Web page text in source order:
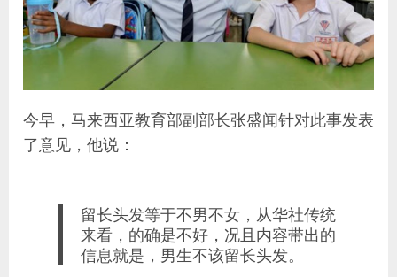
今早，马来西亚教育部副部长张盛闻针对此事发表
了意见，他说：
留长头发等于不男不女，从华社传统
来看，的确是不好，况且内容带出的
信息就是，男生不该留长头发。